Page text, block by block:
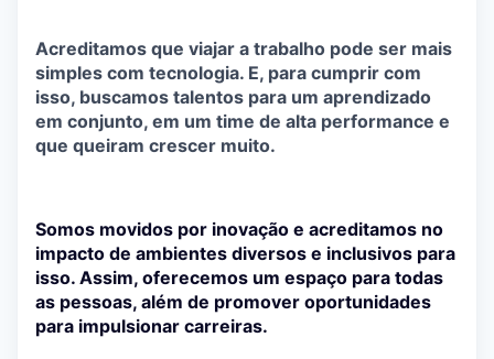
Acreditamos que viajar a trabalho pode ser mais
simples com tecnologia. E, para cumprir com
isso, buscamos talentos para um aprendizado
em conjunto, em um time de alta performance e
que queiram crescer muito.
Somos movidos por inovação e acreditamos no
impacto de ambientes diversos e inclusivos para
isso. Assim, oferecemos um espaço para todas
as pessoas, além de promover oportunidades
para impulsionar carreiras.